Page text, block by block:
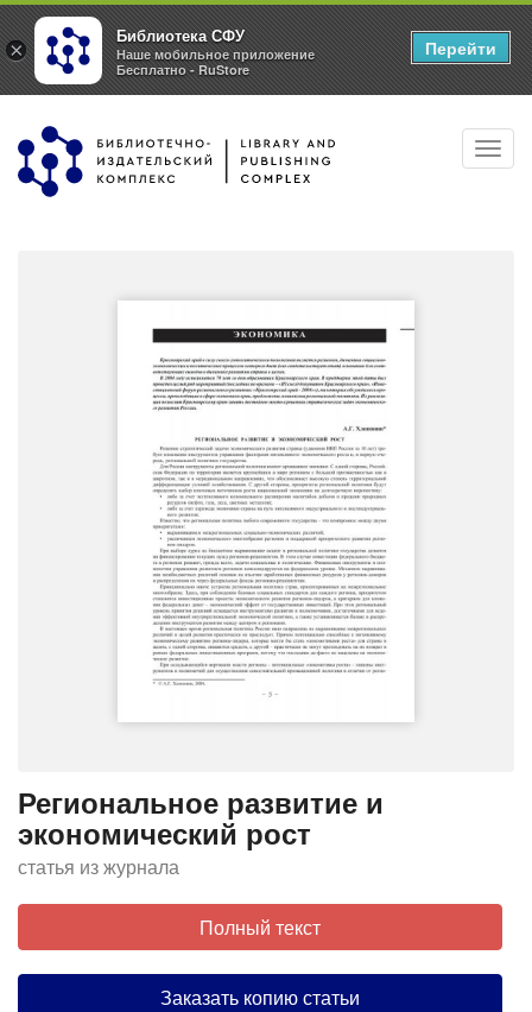
Перейти
основному
Региональное развитие и
экономический рост
статья из журнала
Полный текст
Заказать копию статьи
×
Библиотека СФУ
Наше мобильное приложение
Бесплатно - RuStore
Перейти